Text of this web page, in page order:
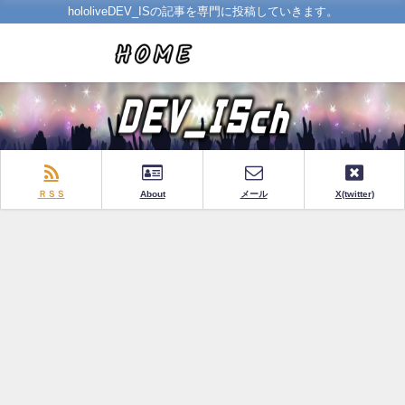
hololiveDEV_ISの記事を専門に投稿していきます。
ＲＳＳ About メール X(twitter)